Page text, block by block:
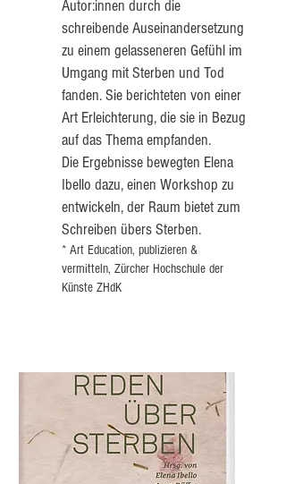
Autor:innen durch die
schreibende Auseinandersetzung
zu einem gelasseneren Gefühl im
Umgang mit Sterben und Tod
fanden. Sie berichteten von einer
Art Erleichterung, die sie in Bezug
auf das Thema empfanden.
Die Ergebnisse bewegten Elena
Ibello dazu, einen Workshop zu
entwickeln, der Raum bietet zum
Schreiben übers Sterben.
* Art Education, publizieren &
vermitteln, Zürcher Hochschule der
Künste ZHdK